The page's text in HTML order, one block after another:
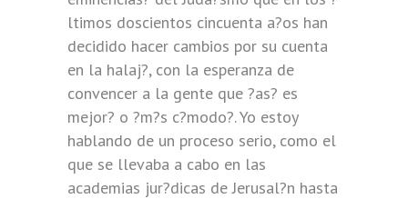
ltimos doscientos cincuenta a?os han
decidido hacer cambios por su cuenta
en la halaj?, con la esperanza de
convencer a la gente que ?as? es
mejor? o ?m?s c?modo?. Yo estoy
hablando de un proceso serio, como el
que se llevaba a cabo en las
academias jur?dicas de Jerusal?n hasta